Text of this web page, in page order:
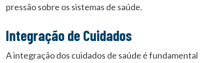
pressão sobre os sistemas de saúde.
Integração de Cuidados
A integração dos cuidados de saúde é fundamental